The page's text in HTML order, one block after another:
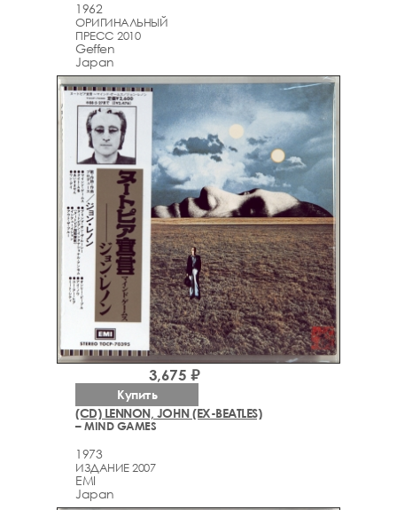
1962
ОРИГИНАЛЬНЫЙ
ПРЕСС 2010
Geffen
Japan
(CD) LENNON, JOHN (EX-BEATLES)
– MIND GAMES
1973
ИЗДАНИЕ 2007
EMI
Japan
3,675 ₽
Купить